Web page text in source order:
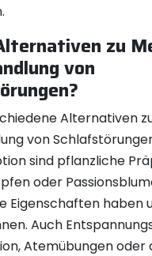
zu
von
Alternativen
von
sind pflanzliche
oder
Eigenschaften haben
Auch
Atemübungen oder